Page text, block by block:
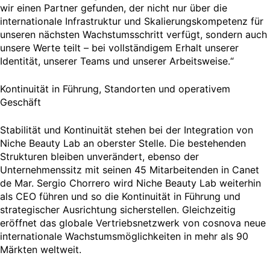
wir einen Partner gefunden, der nicht nur über die
internationale Infrastruktur und Skalierungskompetenz für
unseren nächsten Wachstumsschritt verfügt, sondern auch
unsere Werte teilt – bei vollständigem Erhalt unserer
Identität, unserer Teams und unserer Arbeitsweise.“
Kontinuität in Führung, Standorten und operativem
Geschäft
Stabilität und Kontinuität stehen bei der Integration von
Niche Beauty Lab an oberster Stelle. Die bestehenden
Strukturen bleiben unverändert, ebenso der
Unternehmenssitz mit seinen 45 Mitarbeitenden in Canet
de Mar. Sergio Chorrero wird Niche Beauty Lab weiterhin
als CEO führen und so die Kontinuität in Führung und
strategischer Ausrichtung sicherstellen. Gleichzeitig
eröffnet das globale Vertriebsnetzwerk von cosnova neue
internationale Wachstumsmöglichkeiten in mehr als 90
Märkten weltweit.